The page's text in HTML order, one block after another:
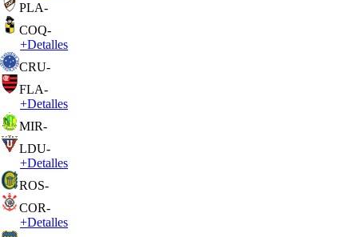
PLA-
COQ-
+Detalles
CRU-
FLA-
+Detalles
MIR-
LDU-
+Detalles
ROS-
COR-
+Detalles